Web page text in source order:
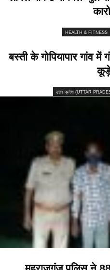
HEALTH & FITNESS
बस्ती के गोपियापार गांव में
उत्तर प्रदेश (UTTAR